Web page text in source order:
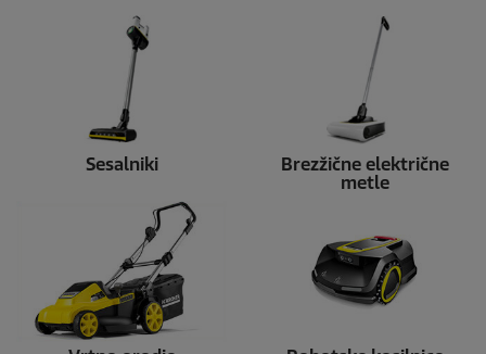
Sesalniki
Brezžične električne
metle